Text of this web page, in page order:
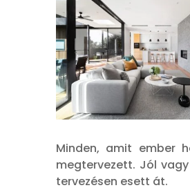
Minden, amit ember
megtervezett. Jól
tervezésen esett át.